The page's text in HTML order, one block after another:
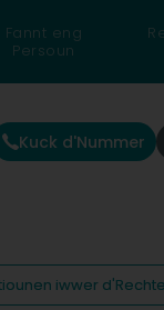
Fannt eng
Persoun
Kuck d'Nummer
iwwer